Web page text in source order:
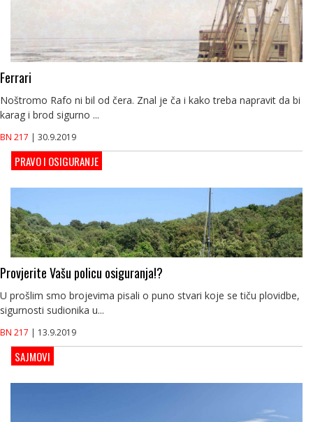
Ferrari
Noštromo Rafo ni bil od čera. Znal je ča i kako treba napravit da bi
karag i brod sigurno ...
BN 217 | 30.9.2019
PRAVO I OSIGURANJE
Provjerite Vašu policu osiguranja!?
U prošlim smo brojevima pisali o puno stvari koje se tiču plovidbe,
sigurnosti sudionika u...
BN 217 | 13.9.2019
SAJMOVI